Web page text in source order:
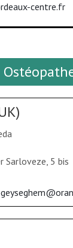
centre.fr
Sarloveze, 5 bis